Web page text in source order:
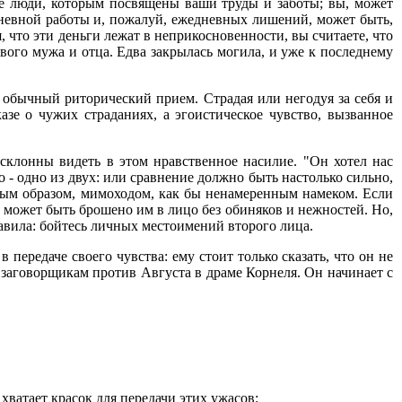
люди, которым посвящены ваши труды и заботы; вы, может
работы и, пожалуй, ежедневных лишений, может быть,
эти деньги лежат в неприкосновенности, вы считаете, что
мужа и отца. Едва закрылась могила, и уже к последнему
риторический прием. Страдая или негодуя за себя и
о чужих страданиях, а эгоистическое чувство, вызванное
видеть в этом нравственное насилие. "Он хотел нас
одно из двух: или сравнение должно быть настолько сильно,
образом, мимоходом, как бы ненамеренным намеком. Если
быть брошено им в лицо без обиняков и нежностей. Но,
бойтесь личных местоимений второго лица.
своего чувства: ему стоит только сказать, что он не
против Августа в драме Корнеля. Он начинает с
красок для передачи этих ужасов: